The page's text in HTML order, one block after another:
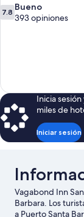
7.8
de
7.8 Bueno
393 opiniones
Inicia
miles de
Iniciar sesión
Vagabond Inn
Barbara. Los
a Puerto Santa